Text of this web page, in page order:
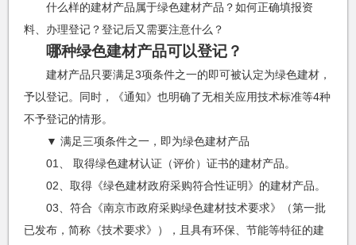
什么样的建材产品属于绿色建材产品？如何正确填报资
料、办理登记？登记后又需要注意什么？
哪种绿色建材产品可以登记？
建材产品只要满足3项条件之一的即可被认定为绿色建材，
予以登记。同时，《通知》也明确了无相关应用技术标准等4种
不予登记的情形。
▼ 满足三项条件之一，即为绿色建材产品
01、 取得绿色建材认证（评价）证书的建材产品。
02、取得《绿色建材政府采购符合性证明》的建材产品。
03、符合《南京市政府采购绿色建材技术要求》（第一批
已发布，简称《技术要求》），且具有环保、节能等特征的建